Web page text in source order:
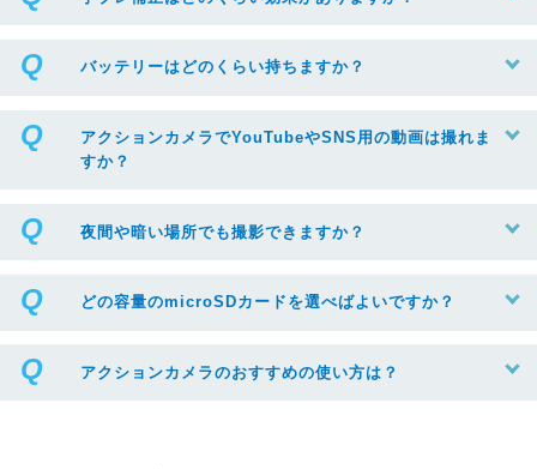
バッテリーはどのくらい持ちますか？
アクションカメラでYouTubeやSNS用の動画は撮れま
すか？
夜間や暗い場所でも撮影できますか？
どの容量のmicroSDカードを選べばよいですか？
アクションカメラのおすすめの使い方は？